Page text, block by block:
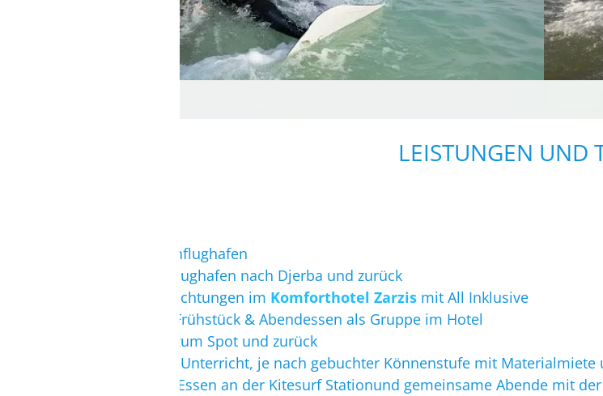
LEISTUNGEN UND
Flug ab Wunschflughafen
Transfer vom Flughafen nach Djerba und zurück
mind. 7 Übernachtungen im Komforthotel Zarzis mit All Inklusive
gemeinsames Frühstück & Abendessen als Gruppe im Hotel
Shuttleservice zum Spot und zurück
6 Tage Kitesurf-Unterricht, je nach gebuchter Könnenstufe mit
einheimisches Essen an der Kitesurf Stationund gemeinsame Abende mit